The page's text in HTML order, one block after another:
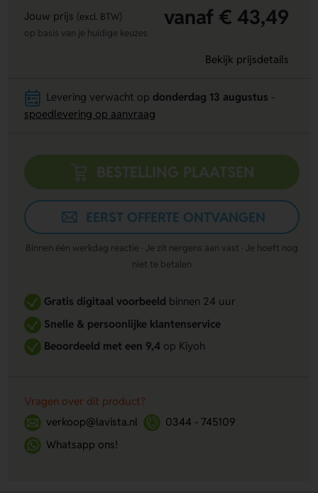
Jouw prijs (excl. BTW) vanaf € 43,49
op basis van je huidige keuzes
Bekijk prijsdetails
Levering verwacht op donderdag 13 augustus
spoedlevering op aanvraag
BESTELLING PLAATSEN
EERST OFFERTE ONTVANGEN
Binnen één werkdag reactie · Je zit nergens aan vast · Je hoeft nog
niet te betalen
Gratis digitaal voorbeeldbinnen 24 uur
Snelle & persoonlijke klantenservice
Beoordeeld met een 9,4op Kiyoh
Vragen over dit product?
verkoop@lavista.nl
0344 - 745109
Whatsapp ons!